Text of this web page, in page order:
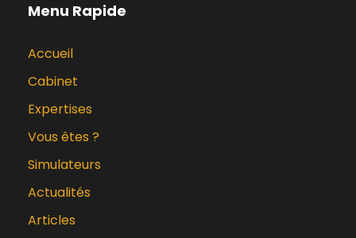
Menu Rapide
Accueil
Cabinet
Expertises
Vous êtes ?
Simulateurs
Actualités
Articles